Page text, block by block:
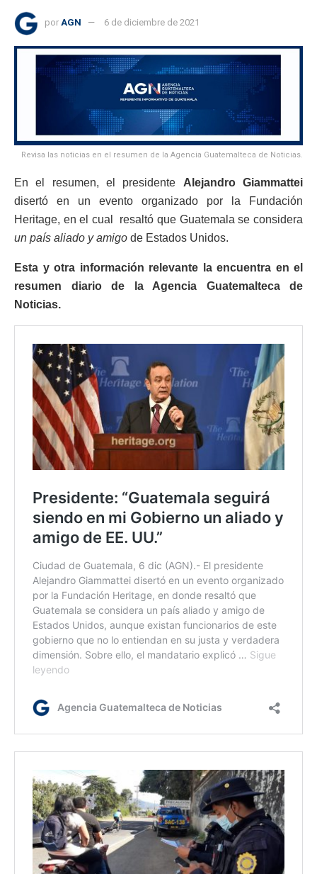
por AGN 6 de diciembre de 2021
Revisa las noticias en el resumen de la Agencia Guatemalteca de Noticias.
En el resumen, el presidente Alejandro Giammattei
disertó en un evento organizado por la Fundación
Heritage, en el cual resaltó que Guatemala se considera
un país aliado y amigo de Estados Unidos.
Esta y otra información relevante la encuentra en el
resumen diario de la Agencia Guatemalteca de
Noticias.